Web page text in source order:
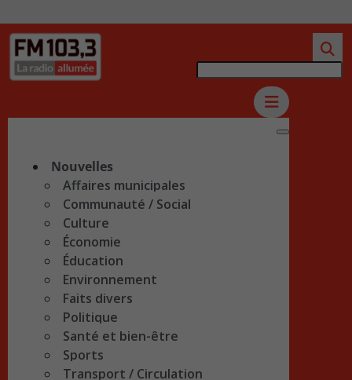
Nouvelles
Affaires municipales
Communauté / Social
Culture
Économie
Éducation
Environnement
Faits divers
Politique
Santé et bien-être
Sports
Transport / Circulation